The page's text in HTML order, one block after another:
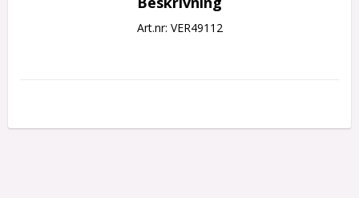
Art.nr: VER49112